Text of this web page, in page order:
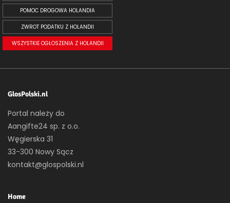
POMOC DROGOWA HOLANDIA
ZWROT PODATKU Z HOLANDII
WSZYSTKIE OGŁOSZENIA Z HOLANDII
GlosPolski.nl
Portal należy do
Aangifte24 sp. z o.o.
Węgierska 31
33-300 Nowy Sącz
kontakt@glospolski.nl
Home